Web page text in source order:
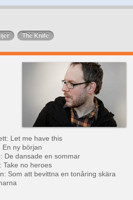
The Knife
Let me have this
En ny början
De dansade en sommar
Take no heroes
Som att bevittna en tonåring skära